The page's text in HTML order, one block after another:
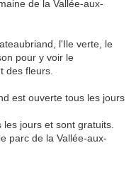
de la Vallée-aux-
l'Ile verte, le
pour y voir le
des fleurs.
est ouverte tous les jours
jours et sont gratuits.
parc de la Vallée-aux-